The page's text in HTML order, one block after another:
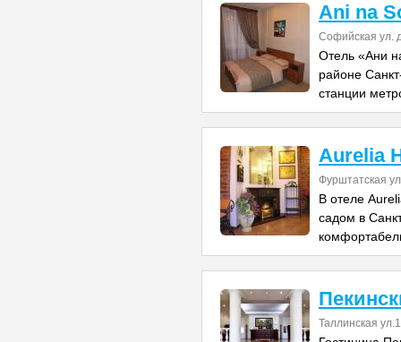
Ani na
Софийская ул.
Отель «Ани
районе
станции
Aurelia
Фурштатская
В отеле
садом в
Таллинская